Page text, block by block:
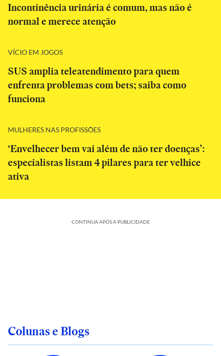
Incontinência urinária é comum, mas não é
normal e merece atenção
VÍCIO EM JOGOS
SUS amplia teleatendimento para quem
enfrenta problemas com bets; saiba como
funciona
MULHERES NAS PROFISSÕES
‘Envelhecer bem vai além de não ter doenças’:
especialistas listam 4 pilares para ter velhice
ativa
CONTINUA APÓS A PUBLICIDADE
Colunas e Blogs